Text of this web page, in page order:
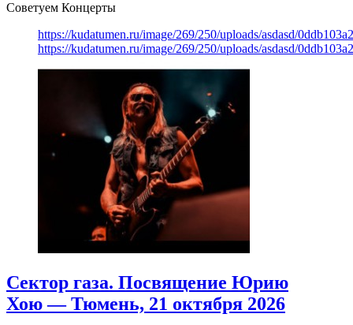
Советуем Концерты
https://kudatumen.ru/image/269/250/uploads/asdasd/
https://kudatumen.ru/image/269/250/uploads/asdasd/
Сектор газа. Посвящение Юрию
Хою — Тюмень, 21 октября 2026